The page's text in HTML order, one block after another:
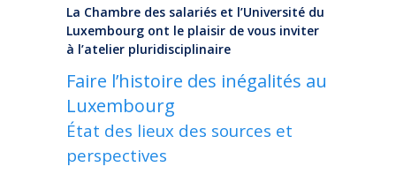
La Chambre des salariés et l’Université du
Luxembourg ont le plaisir de vous inviter
à l’atelier pluridisciplinaire
Faire l’histoire des inégalités au
Luxembourg
État des lieux des sources et
perspectives